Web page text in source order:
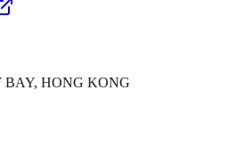
BAY, HONG KONG